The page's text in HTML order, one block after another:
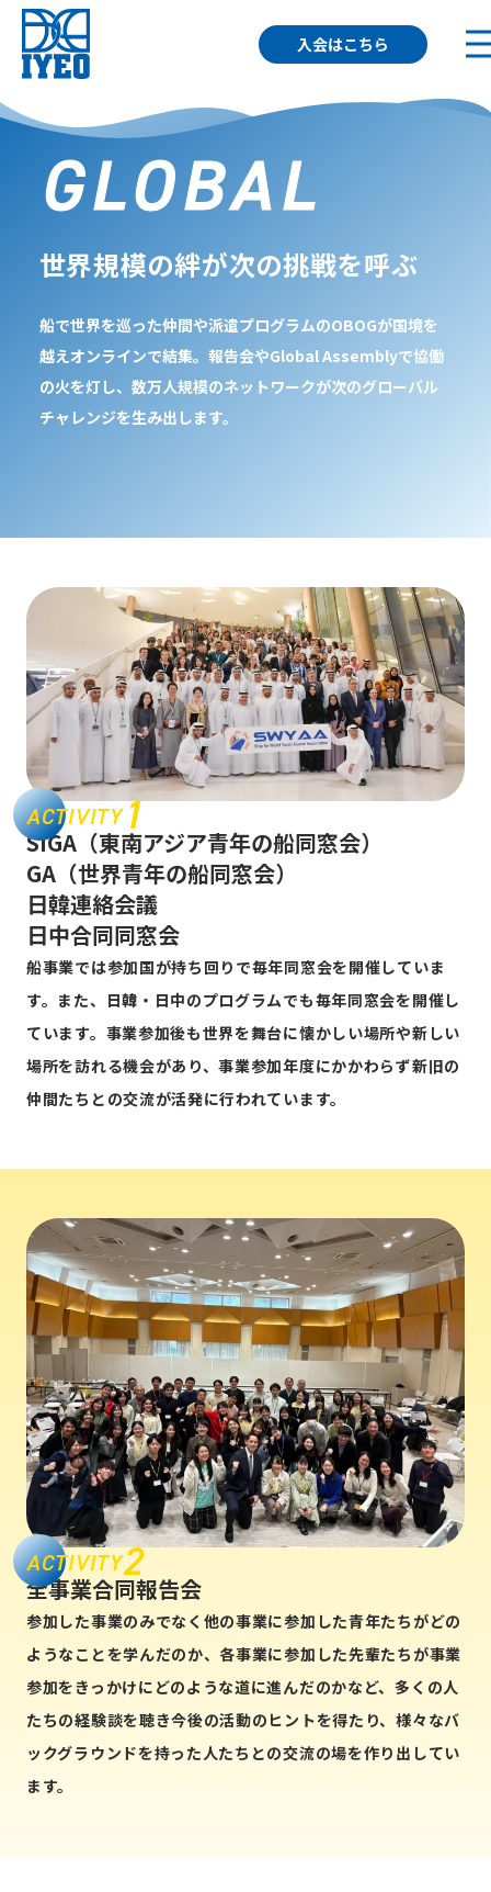
入会はこちら
GLOBAL
世界規模の絆が次の挑戦を呼ぶ
船で世界を巡った仲間や派遣プログラムのOBOGが国境を
越えオンラインで結集。報告会やGlobal Assemblyで協働
の火を灯し、数万人規模のネットワークが次のグローバル
チャレンジを生み出します。
ACTIVITY1
SIGA（東南アジア青年の船同窓会）
GA（世界青年の船同窓会）
日韓連絡会議
日中合同同窓会
船事業では参加国が持ち回りで毎年同窓会を開催していま
す。また、日韓・日中のプログラムでも毎年同窓会を開催し
ています。事業参加後も世界を舞台に懐かしい場所や新しい
場所を訪れる機会があり、事業参加年度にかかわらず新旧の
仲間たちとの交流が活発に行われています。
ACTIVITY2
全事業合同報告会
参加した事業のみでなく他の事業に参加した青年たちがどの
ようなことを学んだのか、各事業に参加した先輩たちが事業
参加をきっかけにどのような道に進んだのかなど、多くの人
たちの経験談を聴き今後の活動のヒントを得たり、様々なバ
ックグラウンドを持った人たちとの交流の場を作り出してい
ます。